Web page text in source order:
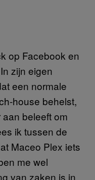
op Facebook en
zijn eigen
een normale
house behelst,
beleeft om
ik tussen de
Maceo Plex iets
me wel
van zaken is in